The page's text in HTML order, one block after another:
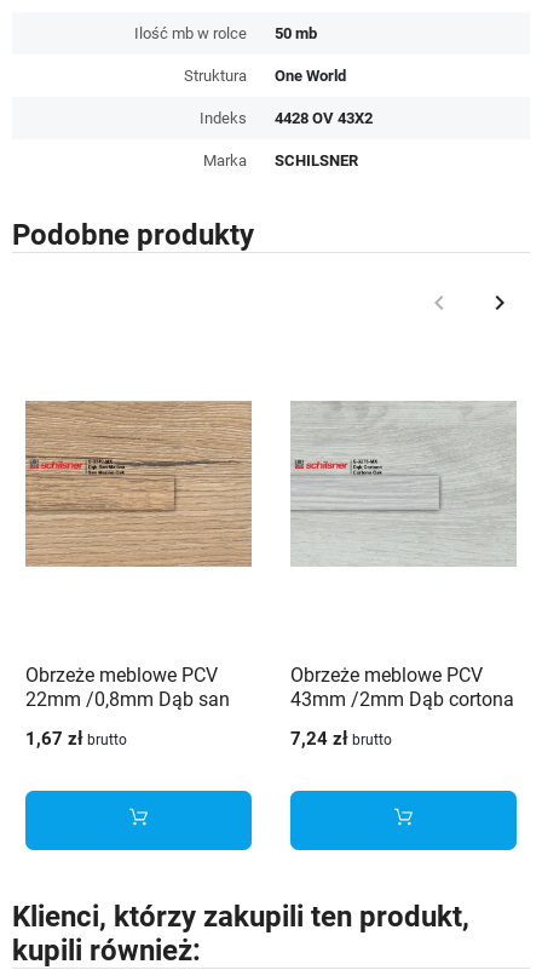
Ilość mb w rolce 50 mb
Struktura One World
Indeks 4428 OV 43X2
Marka SCHILSNER
Podobne produkty
Poprzedni
keyboard_arrow_left keyboard_arrow_right
Obrzeże meblowe PCV
22mm /0,8mm Dąb san
1,67 zł brutto
Obrzeże meblowe PCV
43mm /2mm Dąb cortona
7,24 zł brutto
Klienci, którzy zakupili ten produkt,
kupili również: